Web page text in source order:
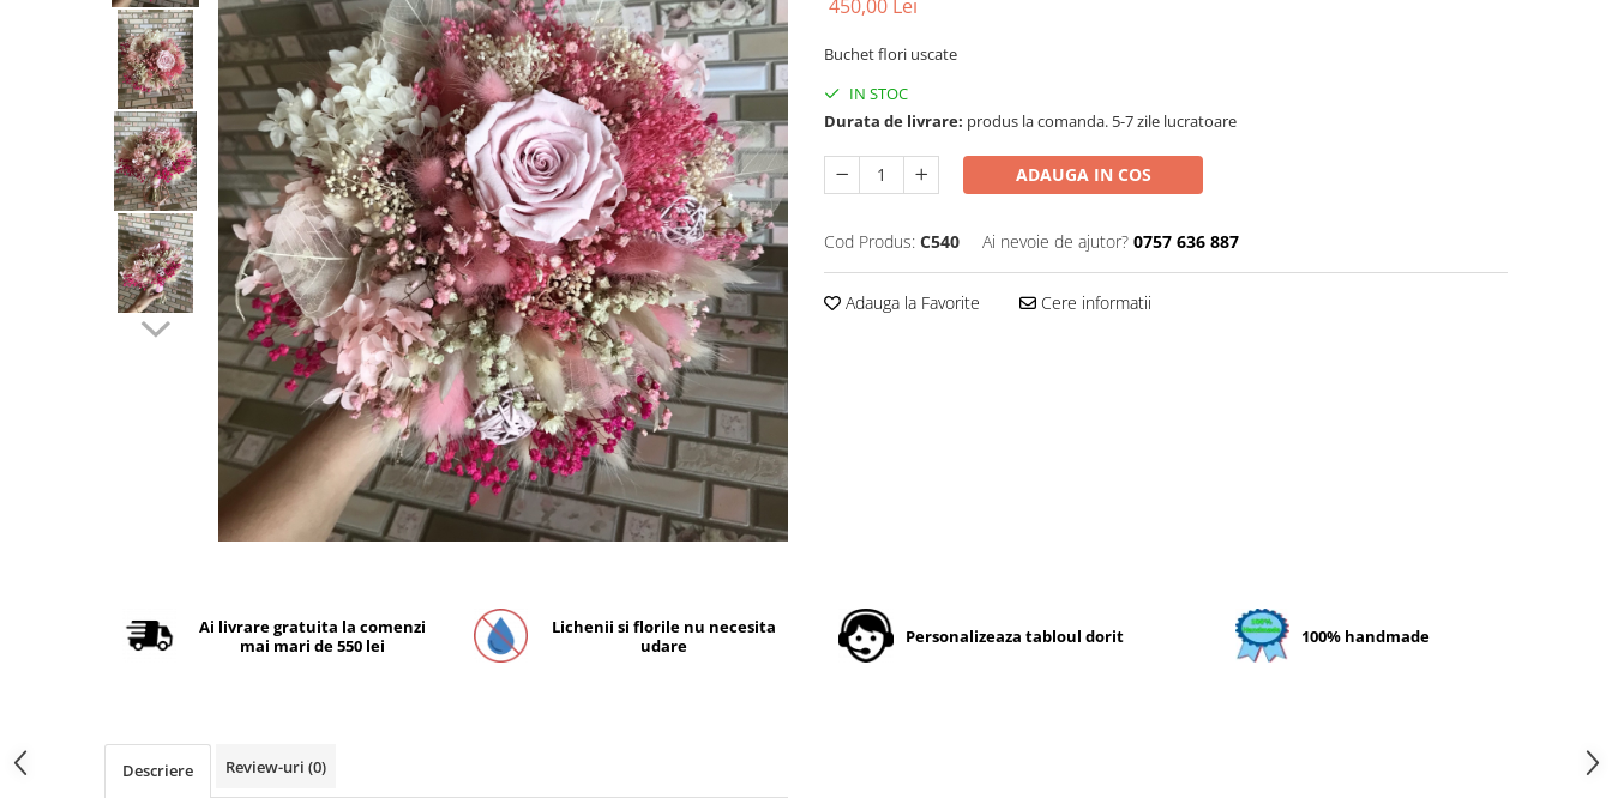
Tablou licheni pentru Barbati
Tablouri 40/30
Tablouri cu licheni pe canvas
Tablouri cu licheni pentru Nasi si
Tablouri fluturi
Facebook
450,00 Lei
Buchet flori uscate
IN STOC
Durata de livrare: produs la comanda. 5-7 zile lucratoare
ADAUGA IN COS
Cod Produs: C540 Ai nevoie de ajutor? 0757 636 887
Adauga la Favorite Cere informatii
Ai livrare gratuita la comenzi
mai mari de 550 lei
Lichenii si florile nu necesita
udare
Personalizeaza tabloul dorit 100% handmade
Descriere Review-uri (0)